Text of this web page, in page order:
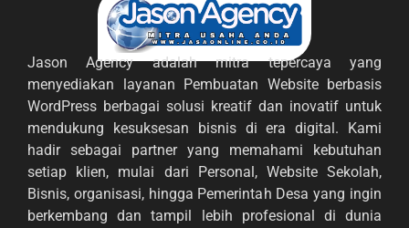
Jason Agency adalah mitra tepercaya yang
menyediakan layanan Pembuatan Website berbasis
WordPress berbagai solusi kreatif dan inovatif untuk
mendukung kesuksesan bisnis di era digital. Kami
hadir sebagai partner yang memahami kebutuhan
setiap klien, mulai dari Personal, Website Sekolah,
Bisnis, organisasi, hingga Pemerintah Desa yang ingin
berkembang dan tampil lebih profesional di dunia